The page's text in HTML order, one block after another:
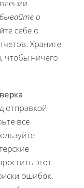
о
себе о
Храните
чтобы ничего
отправкой
все
этот
ошибок.